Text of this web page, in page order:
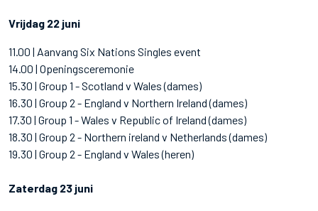
Vrijdag 22 juni
11.00 | Aanvang Six Nations Singles event
14.00 | Openingsceremonie
15.30 | Group 1 - Scotland v Wales (dames)
16.30 | Group 2 - England v Northern Ireland (dames)
17.30 | Group 1 - Wales v Republic of Ireland (dames)
18.30 | Group 2 - Northern ireland v Netherlands (dames)
19.30 | Group 2 - England v Wales (heren)
Zaterdag 23 juni